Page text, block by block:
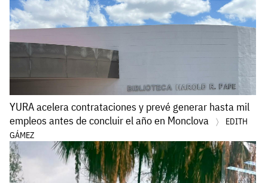
YURA acelera contrataciones y prevé generar hasta mil
empleos antes de concluir el año en Monclova
EDITH
GÁMEZ